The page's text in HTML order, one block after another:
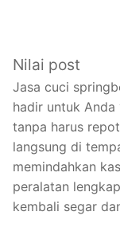
Nilai post
Jasa cuci
hadir untuk
tanpa harus
langsung di
memindahkan
peralatan
kembali segar